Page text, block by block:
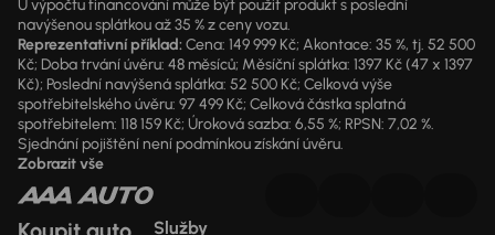
U výpočtu financování může být použit produkt s poslední
navýšenou splátkou až 35 % z ceny vozu.
Reprezentativní příklad:Cena: 149 999 Kč; Akontace: 35 %, tj. 52 500
Kč; Doba trvání úvěru: 48 měsíců; Měsíční splátka: 1397 Kč (47 x 1397
Kč); Poslední navýšená splátka: 52 500 Kč; Celková výše
spotřebitelského úvěru: 97 499 Kč; Celková částka splatná
spotřebitelem: 118 159 Kč; Úroková sazba: 6,55 %; RPSN: 7,02 %.
Sjednání pojištění není podmínkou získání úvěru.
Zobrazit vše
Služby